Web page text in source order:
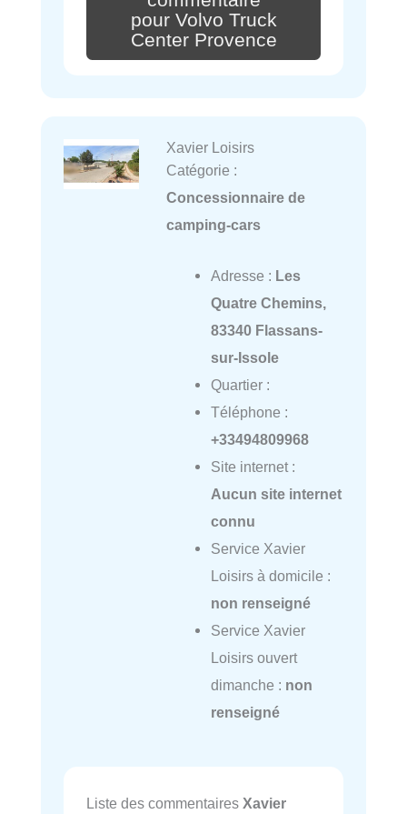
pour Volvo Truck
Center Provence
Xavier Loisirs
Catégorie :
Concessionnaire de
camping-cars
Adresse : Les
Quatre Chemins,
83340 Flassans-
sur-Issole
Quartier :
Téléphone :
+33494809968
Site internet :
Aucun site internet
connu
Service Xavier
Loisirs à domicile :
non renseigné
Service Xavier
Loisirs ouvert
dimanche : non
renseigné
Liste des commentaires Xavier